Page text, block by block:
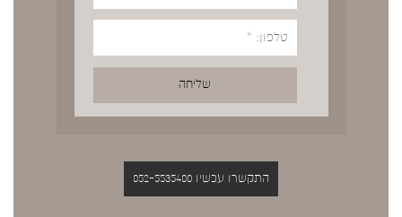
התקשרו עכשיו 052-5535400